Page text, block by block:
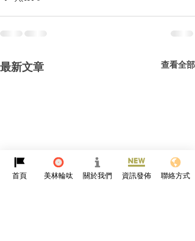
最新文章 查看全部
首頁 美林輪呔 關於我們 資訊發佈 聯絡方式